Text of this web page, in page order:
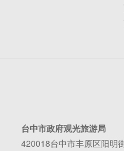
台中市政府观光旅游局
420018台中市丰原区阳明